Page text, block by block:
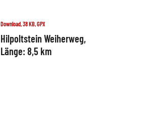
Download, 38 KB, GPX
Hilpoltstein Weiherweg,
Länge: 8,5 km